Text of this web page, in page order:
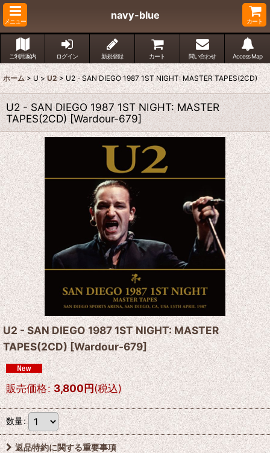
メニュー
navy-blue
カート
ご利用案内 ログイン 新規登録 カート 問い合わせ Access Map
ホーム > U > U2 > U2 - SAN DIEGO 1987 1ST NIGHT: MASTER TAPES(2CD)
U2 - SAN DIEGO 1987 1ST NIGHT: MASTER
TAPES(2CD) [Wardour-679]
U2 - SAN DIEGO 1987 1ST NIGHT: MASTER
TAPES(2CD) [Wardour-679]
販売価格: 3,800円(税込)
数量:
返品特約に関する重要事項